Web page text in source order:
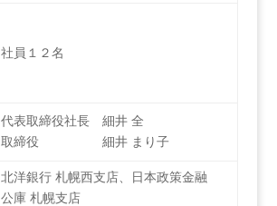
社員１２名
代表取締役社長 細井 全
取締役 細井 まり子
北洋銀行 札幌西支店、日本政策金融
公庫 札幌支店